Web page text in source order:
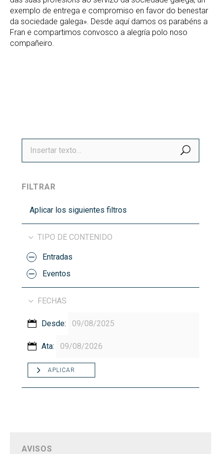
exemplo de entrega e compromiso en favor do benestar
da sociedade galega». Desde aquí damos os parabéns a
Fran e compartimos convosco a alegría polo noso
compañeiro.
FILTRAR
Aplicar los siguientes filtros
TIPO DE CONTENIDO
Entradas
Eventos
FECHAS
Desde:
Ata:
APLICAR
AVISOS